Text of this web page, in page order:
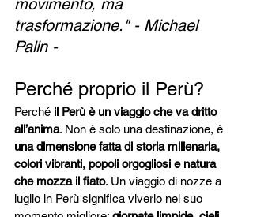
movimento, ma
trasformazione." - Michael
Palin -
Perché proprio il Perù?
Perché il Perù è un viaggio che va dritto
all’anima. Non è solo una destinazione, è
una dimensione fatta di storia millenaria,
colori vibranti, popoli orgogliosi e natura
che mozza il fiato. Un viaggio di nozze a
luglio in Perù significa viverlo nel suo